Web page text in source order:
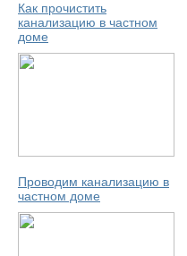
Как прочистить
канализацию в частном
доме
Проводим канализацию в
частном доме